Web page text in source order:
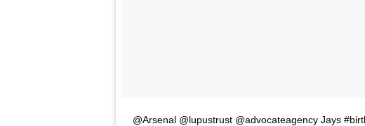
@Arsenal @lupustrust @advocateagency Jays